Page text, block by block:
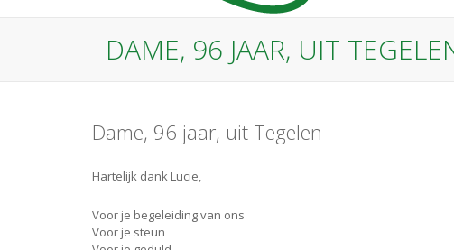
DAME, 96 JAAR, UIT
Dame, 96 jaar, uit Tegelen
Hartelijk dank Lucie,
Voor je begeleiding van ons
Voor je steun